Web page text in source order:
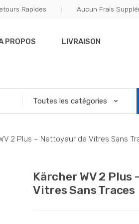
Rapides Aucun Frais
PROPOS LIVRAISON
2 Plus – Nettoyeur de Vitres Sans
Kärcher WV 2 Plus
Vitres Sans Traces